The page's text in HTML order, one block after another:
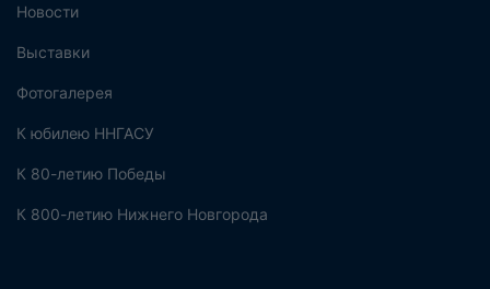
Новости
Выставки
Фотогалерея
К юбилею ННГАСУ
К 80-летию Победы
К 800-летию Нижнего Новгорода